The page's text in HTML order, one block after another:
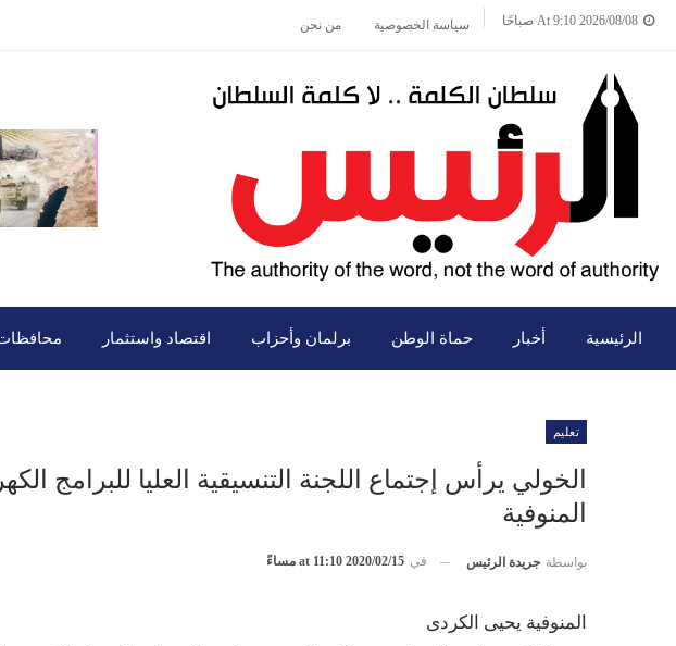
2026/08/08 At 9:10 صباحًا سياسة الخصوصية من نحن
الرئيسية أخبار حماة الوطن برلمان وأحزاب اقتصاد واستثمار
تعليم
الخولي يرأس إجتماع اللجنة التنسيقية العليا للبرامج
المنوفية
بواسطة جريدة الرئيس في 2020/02/15 at 11:10 مساءً
المنوفية يحيى الكردى